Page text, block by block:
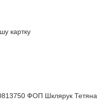
картку
ФОП Шклярук Тетяна